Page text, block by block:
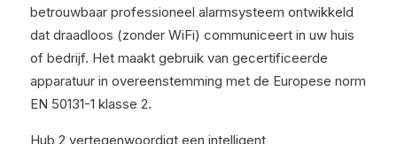
betrouwbaar professioneel alarmsysteem ontwikkeld
dat draadloos (zonder WiFi) communiceert in uw huis
of bedrijf. Het maakt gebruik van gecertificeerde
apparatuur in overeenstemming met de Europese norm
EN 50131-1 klasse 2.
Hub 2 vertegenwoordigt een intelligent